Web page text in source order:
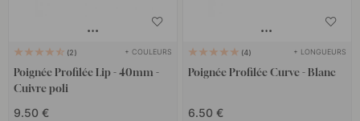
2 + COULEURS
Poignée Profilée Lip - 40mm -
Cuivre poli
9.50 €
4 + LONGUEURS
Poignée Profilée Curve - Blanc
6.50 €